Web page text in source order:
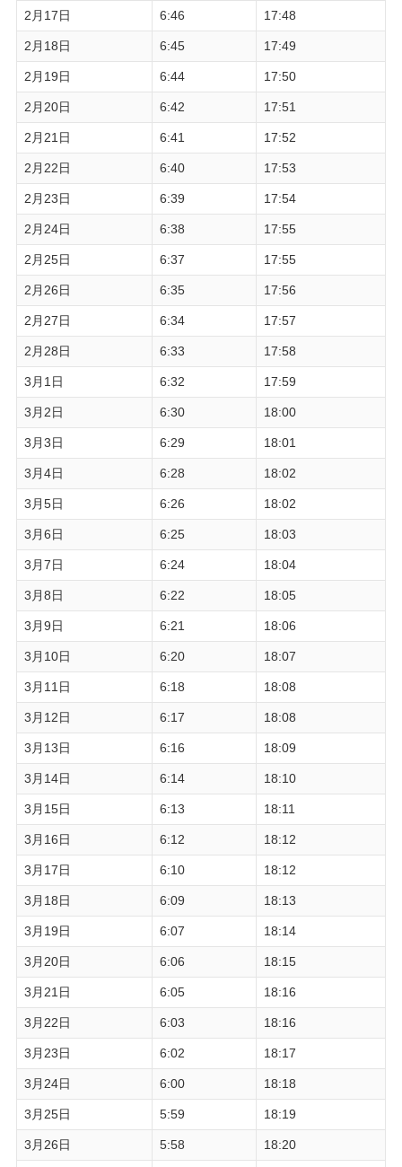
2月17日 6:46 17:48
2月18日 6:45 17:49
2月19日 6:44 17:50
2月20日 6:42 17:51
2月21日 6:41 17:52
2月22日 6:40 17:53
2月23日 6:39 17:54
2月24日 6:38 17:55
2月25日 6:37 17:55
2月26日 6:35 17:56
2月27日 6:34 17:57
2月28日 6:33 17:58
3月1日 6:32 17:59
3月2日 6:30 18:00
3月3日 6:29 18:01
3月4日 6:28 18:02
3月5日 6:26 18:02
3月6日 6:25 18:03
3月7日 6:24 18:04
3月8日 6:22 18:05
3月9日 6:21 18:06
3月10日 6:20 18:07
3月11日 6:18 18:08
3月12日 6:17 18:08
3月13日 6:16 18:09
3月14日 6:14 18:10
3月15日 6:13 18:11
3月16日 6:12 18:12
3月17日 6:10 18:12
3月18日 6:09 18:13
3月19日 6:07 18:14
3月20日 6:06 18:15
3月21日 6:05 18:16
3月22日 6:03 18:16
3月23日 6:02 18:17
3月24日 6:00 18:18
3月25日 5:59 18:19
3月26日 5:58 18:20